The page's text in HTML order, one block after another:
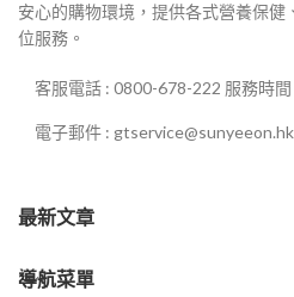
安心的購物環境，提供各式營養保健
位服務。
客服電話 : 0800-678-222 服務時
電子郵件 : gtservice@sunyeeon.hk
最新文章
導航菜單